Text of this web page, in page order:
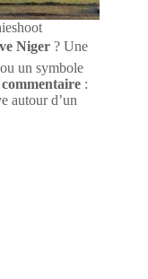
Niger ? Une
un symbole
:
autour d’un